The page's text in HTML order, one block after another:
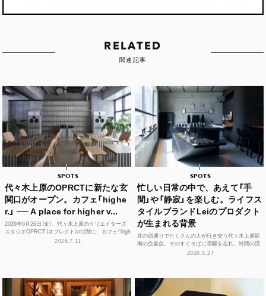
RELATED
関連記事
SPOTS
代々木上原のOPRCTに新たな玄
関口がオープン。カフェ「highe
r.」 ── A place for higher v...
2026年6月26日（金）、代々木上原のクリエイターズ
スタジオOPRCT（オプレクト）の1階に、カフェ「high
er.」（ハイアー）がグランドオープンし...
2026.7.11
SPOTS
忙しい日常の中で、あえて「手
間」や「静寂」を楽しむ。ライフス
タイルブランドLeiのプロダクト
が生まれる背景
井の頭通りでたくさんの人が行き交う代々木上原駅
南の交差点。そのすぐそばに喧騒を忘れ、時間の流
れや感性をフラットに整えられる空間があります。
2026.5.27